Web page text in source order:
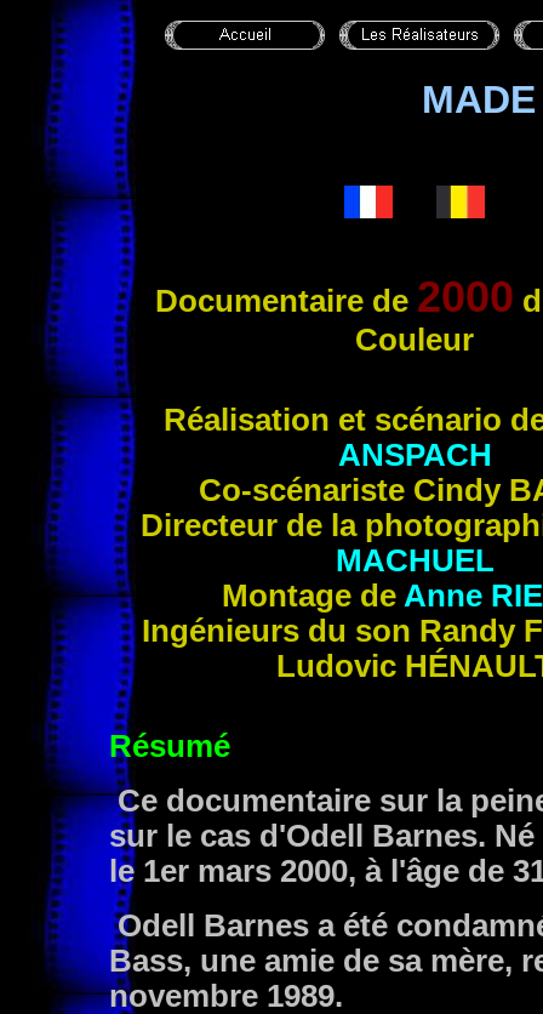
Documentaire de 2000
Couleur
Réalisation et scénario
ANSPACH
Co-scénariste Cindy
Directeur de la
MACHUEL
Montage de Anne
Ingénieurs du son Randy
Ludovic
Résumé
Ce documentaire sur la
sur le cas d'Odell Barnes.
le 1er mars 2000, à l'âge de
Odell Barnes a été
Bass, une amie de sa mère,
novembre 1989.